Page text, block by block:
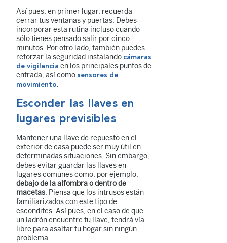
Así pues, en primer lugar, recuerda
cerrar tus ventanas y puertas. Debes
incorporar esta rutina incluso cuando
sólo tienes pensado salir por cinco
minutos. Por otro lado, también puedes
reforzar la seguridad instalando cámaras
de vigilancia en los principales puntos de
entrada, así como sensores de
movimiento.
Esconder las llaves en
lugares previsibles
Mantener una llave de repuesto en el
exterior de casa puede ser muy útil en
determinadas situaciones. Sin embargo,
debes evitar guardar las llaves en
lugares comunes como, por ejemplo,
debajo de la alfombra o dentro de
macetas. Piensa que los intrusos están
familiarizados con este tipo de
escondites. Así pues, en el caso de que
un ladrón encuentre tu llave, tendrá vía
libre para asaltar tu hogar sin ningún
problema.